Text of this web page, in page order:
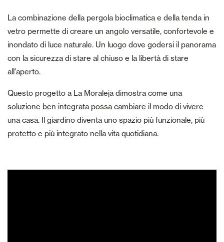
La combinazione della pergola bioclimatica e della tenda in
vetro permette di creare un angolo versatile, confortevole e
inondato di luce naturale. Un luogo dove godersi il panorama
con la sicurezza di stare al chiuso e la libertà di stare
all'aperto.
Questo progetto a La Moraleja dimostra come una
soluzione ben integrata possa cambiare il modo di vivere
una casa. Il giardino diventa uno spazio più funzionale, più
protetto e più integrato nella vita quotidiana.